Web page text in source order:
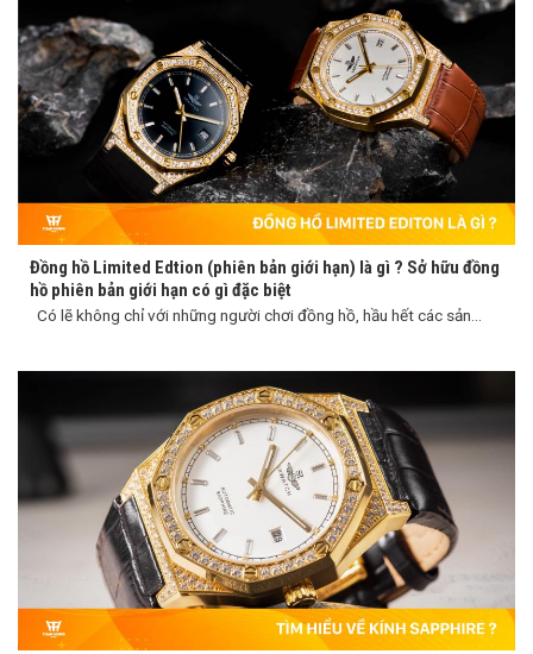
Đồng hồ Limited Edtion (phiên bản giới hạn) là gì ? Sở hữu đồng
hồ phiên bản giới hạn có gì đặc biệt
Có lẽ không chỉ với những người chơi đồng hồ, hầu hết các sản...